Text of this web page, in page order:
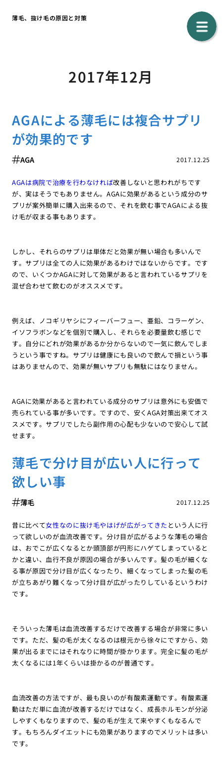
薄毛、抜け毛の原因と対策
2017年12月
AGAによる薄毛には複合サプリ
が効果的です
2017.12.25
AGA
AGAは病院で治療を行わなければ改善しないと思われがちです
が、実はそうでもありません。AGAに効果があるという成分のサ
プリが案外簡単に購入出来るので、それを飲む事でAGAによる抜
け毛が収まる事もあります。
しかし、それらのサプリは単体だと効果が無い場合も多いんで
す。サプリは全ての人に効果があるわけではないからです。です
ので、いくつかAGAに対して効果があると言われているサプリを
混ぜ合わせて飲むのがオススメです。
例えば、ノコギリヤシにフィーバーフュー、亜鉛、コラーゲン、
イソフラボンなどを個別で購入し、それらを必要量飲む感じで
す。自分にどれが効果があるか分からないので一気に飲んでしま
うという事ですね。サプリは健康にも良いので飲んで損という事
はありませんので、効果が無いサプリも無駄にはなりません。
AGAに効果があると言われている成分のサプリは意外にも安価で
売られている事が多いです。ですので、安くAGA対策出来てオス
スメです。サプリでしたら副作用の心配も少ないので安心して試
せます。
薄毛で分け目が広い人に行って
欲しい事
2017.12.25
薄毛
昔に比べて女性なのに抜け毛やはげが広がってきた という人に行
って欲しいのが血流改善です。分け目が広がるような薄毛の場合
は、おでこが広くなるとか頭頂部が円形にハゲてしまっていると
かと違い、血行不良が原因の場合が多いんです。髪の毛が細くな
る事が原因で分け目が広くなったり、細くなってしまった髪の毛
が立ちあがり難くなって分け目が広がったりしているというわけ
です。
そういった薄毛は血流改善するだけで改善する場合が非常に多い
です。ただ、髪の毛が太くなるのは根元から徐々にですから、効
果が出るまでにはそれなりに時間が掛かります。完全に髪の毛が
太くなるには1年くらいは掛かるのが普通です。
血流改善の方法ですが、最も良いのが有酸素運動です。有酸素運
動はただ単に血流が改善するだけではなく、成長ホルモンが分泌
しやすくもなりますので、髪の毛が生えて来やすくもなるんで
す。もちろんダイエットにも効果がありますのでメリットは多い
です。